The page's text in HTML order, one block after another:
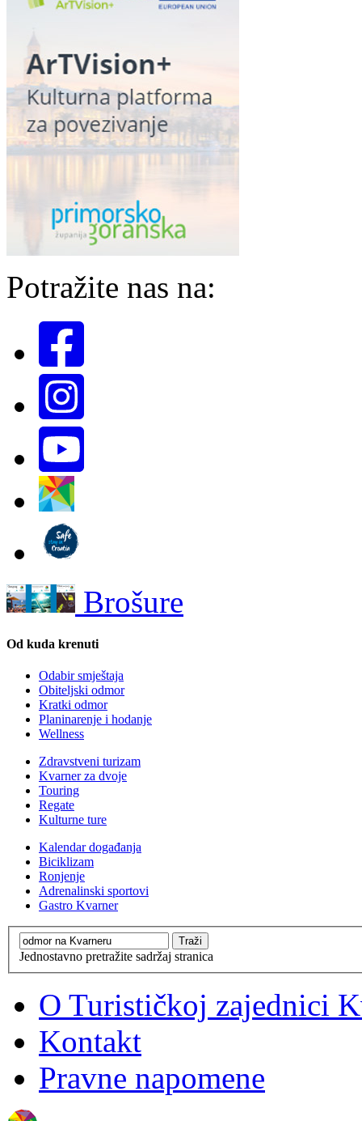
Potražite nas na:
Brošure
Od kuda krenuti
Odabir smještaja
Obiteljski odmor
Kratki odmor
Planinarenje i hodanje
Wellness
Zdravstveni turizam
Kvarner za dvoje
Touring
Regate
Kulturne ture
Kalendar događanja
Biciklizam
Ronjenje
Adrenalinski sportovi
Gastro Kvarner
Jednostavno pretražite sadržaj stranica
O Turističkoj zajednici
Kontakt
Pravne napomene